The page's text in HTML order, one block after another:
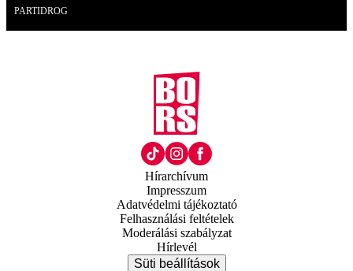
PARTIDROG
Hírarchívum
Impresszum
Adatvédelmi tájékoztató
Felhasználási feltételek
Moderálási szabályzat
Hírlevél
Süti beállítások